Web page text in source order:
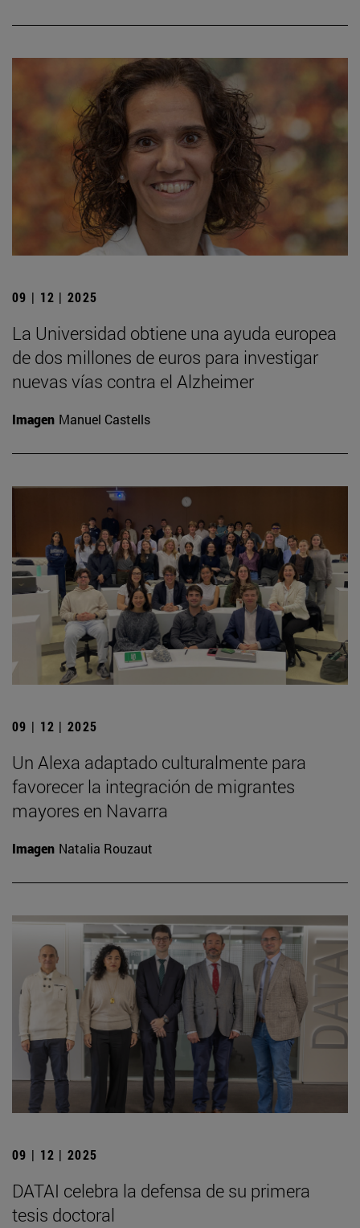
09 | 12 | 2025
La Universidad obtiene una ayuda europea
de dos millones de euros para investigar
nuevas vías contra el Alzheimer
Imagen Manuel Castells
09 | 12 | 2025
Un Alexa adaptado culturalmente para
favorecer la integración de migrantes
mayores en Navarra
Imagen Natalia Rouzaut
09 | 12 | 2025
DATAI celebra la defensa de su primera
tesis doctoral